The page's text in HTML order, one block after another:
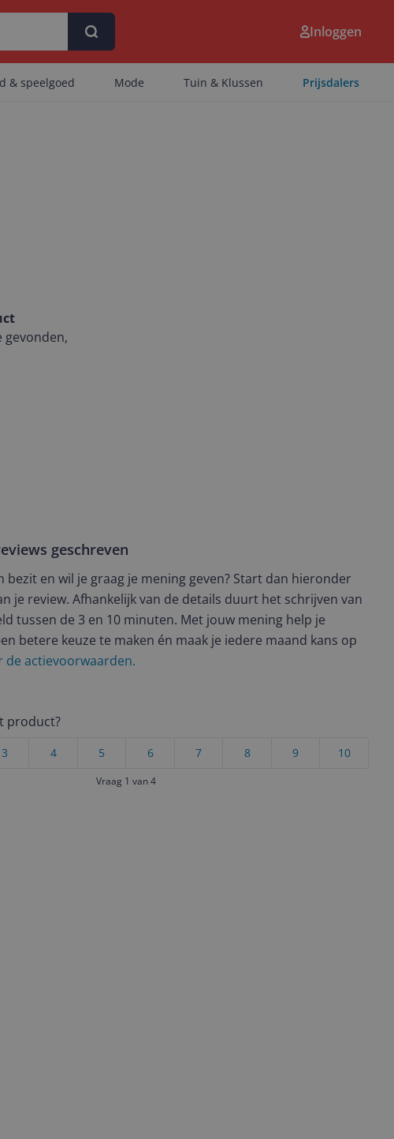
Inloggen
& speelgoed Mode Tuin & Klussen Prijsdalers
gevonden,
geschreven
en wil je graag je mening geven? Start dan hieronder
je review. Afhankelijk van de details duurt het schrijven van
tussen de 3 en 10 minuten. Met jouw mening help je
betere keuze te maken én maak je iedere maand kans op
de actievoorwaarden.
product?
10
9
8
7
6
5
4
3
Vraag 1 van 4